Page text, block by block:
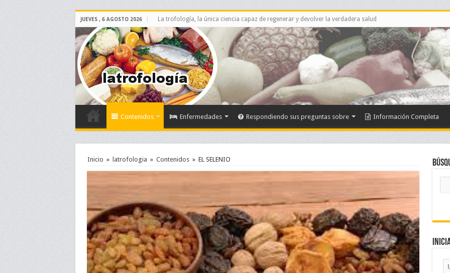
JUEVES , 6 AGOSTO 2026 La trofología, la única ciencia capaz de regenerar y devolver la verdadera salud
Contenidos Enfermedades Respondiendo sus preguntas sobre Información Completa
Inicio » latrofologia » Contenidos » EL SELENIO